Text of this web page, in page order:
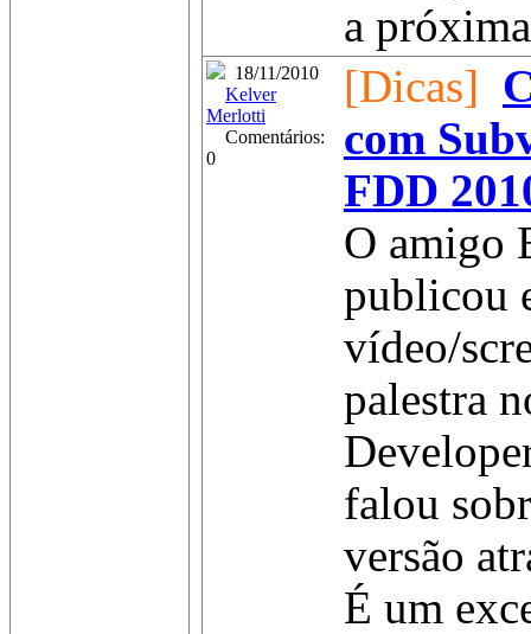
a
18/11/2010
Kelver
Merlotti
Comentários:
0
[Dicas]
com
FDD
O amigo
publicou
vídeo/
palestra
falou
versão
É um